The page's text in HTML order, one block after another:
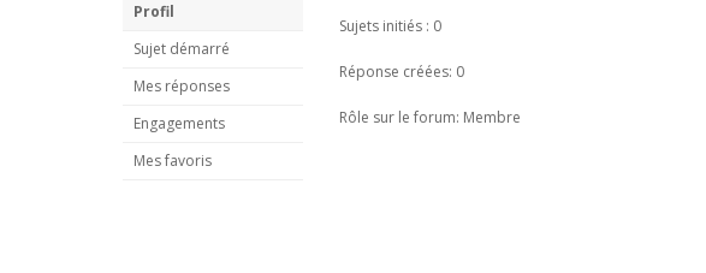
Profil
Sujet démarré
Mes réponses
Engagements
Mes favoris
Sujets initiés : 0
Réponse créées: 0
Rôle sur le forum: Membre